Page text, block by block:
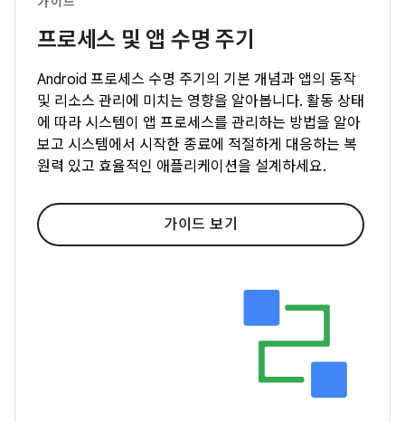
프로세스 및 앱 수명 주기
Android 프로세스 수명 주기의 기본 개념과 앱의 동작
및 리소스 관리에 미치는 영향을 알아봅니다. 활동 상태
에 따라 시스템이 앱 프로세스를 관리하는 방법을 알아
보고 시스템에서 시작한 종료에 적절하게 대응하는 복
원력 있고 효율적인 애플리케이션을 설계하세요.
가이드 보기